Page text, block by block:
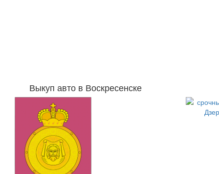
Выкуп авто в Воскресенске